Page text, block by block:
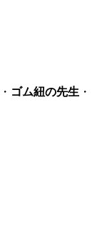
・ ゴム紐の先生 ・